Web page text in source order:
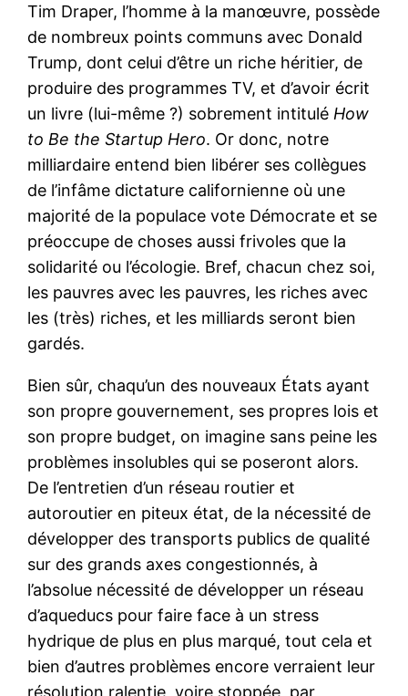
Tim Draper, l’homme à la manœuvre, possède
de nombreux points communs avec Donald
Trump, dont celui d’être un riche héritier, de
produire des programmes TV, et d’avoir écrit
un livre (lui-même ?) sobrement intitulé How
to Be the Startup Hero. Or donc, notre
milliardaire entend bien libérer ses collègues
de l’infâme dictature californienne où une
majorité de la populace vote Démocrate et se
préoccupe de choses aussi frivoles que la
solidarité ou l’écologie. Bref, chacun chez soi,
les pauvres avec les pauvres, les riches avec
les (très) riches, et les milliards seront bien
gardés.
Bien sûr, chaqu’un des nouveaux États ayant
son propre gouvernement, ses propres lois et
son propre budget, on imagine sans peine les
problèmes insolubles qui se poseront alors.
De l’entretien d’un réseau routier et
autoroutier en piteux état, de la nécessité de
développer des transports publics de qualité
sur des grands axes congestionnés, à
l’absolue nécessité de développer un réseau
d’aqueducs pour faire face à un stress
hydrique de plus en plus marqué, tout cela et
bien d’autres problèmes encore verraient leur
résolution ralentie, voire stoppée, par